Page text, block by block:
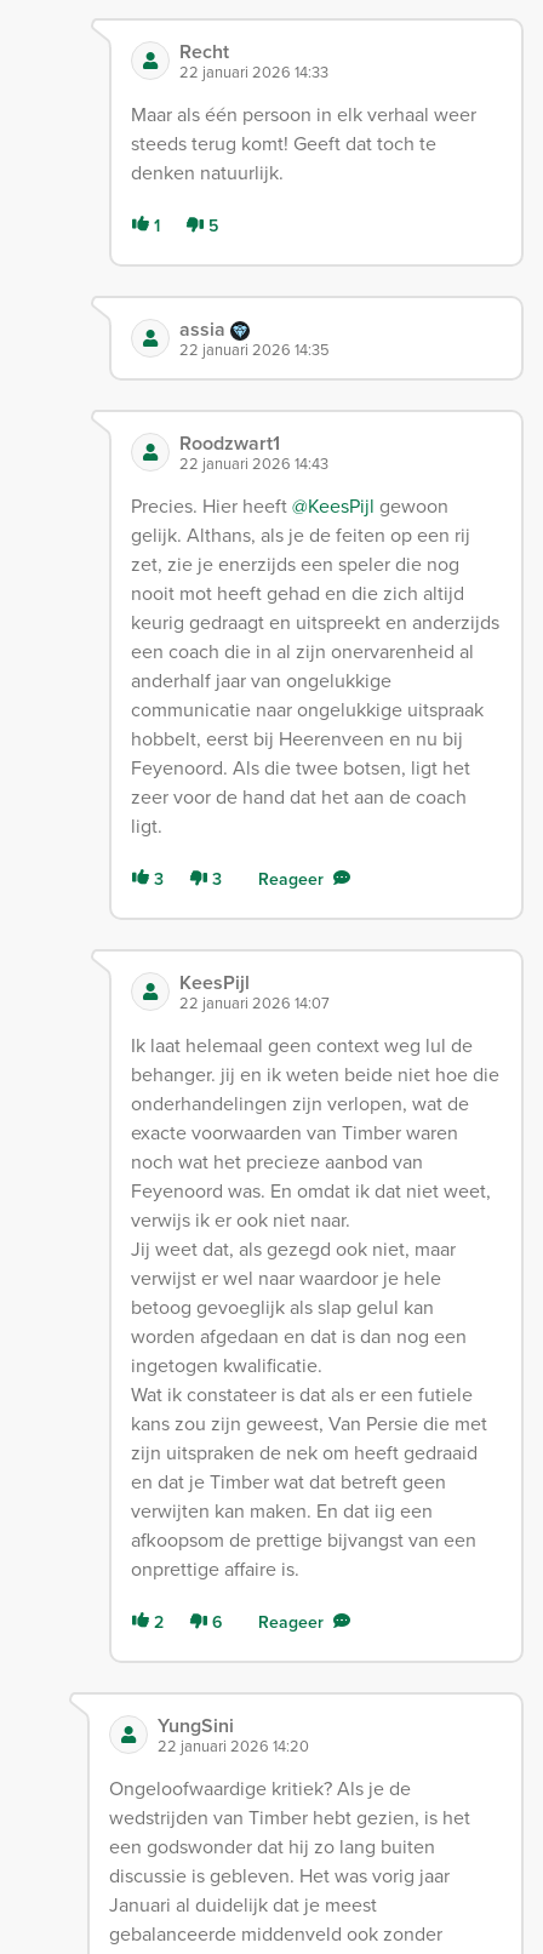
Recht
22 januari 2026 14:33
Maar als één persoon in elk verhaal weer
steeds terug komt! Geeft dat toch te
denken natuurlijk.
1 5
assia
22 januari 2026 14:35
Roodzwart1
22 januari 2026 14:43
Precies. Hier heeft@KeesPijl gewoon
gelijk. Althans, als je de feiten op een rij
zet, zie je enerzijds een speler die nog
nooit mot heeft gehad en die zich altijd
keurig gedraagt en uitspreekt en anderzijds
een coach die in al zijn onervarenheid al
anderhalf jaar van ongelukkige
communicatie naar ongelukkige uitspraak
hobbelt, eerst bij Heerenveen en nu bij
Feyenoord. Als die twee botsen, ligt het
zeer voor de hand dat het aan de coach
ligt.
3 3 Reageer
KeesPijl
22 januari 2026 14:07
Ik laat helemaal geen context weg lul de
behanger. jij en ik weten beide niet hoe die
onderhandelingen zijn verlopen, wat de
exacte voorwaarden van Timber waren
noch wat het precieze aanbod van
Feyenoord was. En omdat ik dat niet weet,
verwijs ik er ook niet naar.
Jij weet dat, als gezegd ook niet, maar
verwijst er wel naar waardoor je hele
betoog gevoeglijk als slap gelul kan
worden afgedaan en dat is dan nog een
ingetogen kwalificatie.
Wat ik constateer is dat als er een futiele
kans zou zijn geweest, Van Persie die met
zijn uitspraken de nek om heeft gedraaid
en dat je Timber wat dat betreft geen
verwijten kan maken. En dat iig een
afkoopsom de prettige bijvangst van een
onprettige affaire is.
2 6 Reageer
YungSini
22 januari 2026 14:20
Ongeloofwaardige kritiek? Als je de
wedstrijden van Timber hebt gezien, is het
een godswonder dat hij zo lang buiten
discussie is gebleven. Het was vorig jaar
Januari al duidelijk dat je meest
gebalanceerde middenveld ook zonder